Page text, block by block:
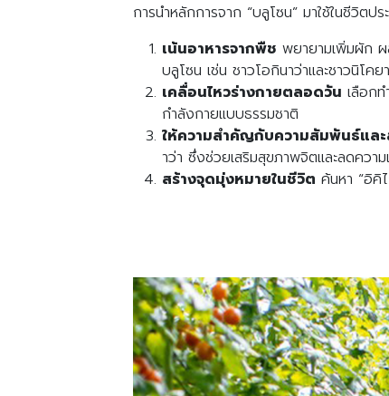
การนำหลักการจาก “บลูโซน” มาใช้ในชีวิต
เน้นอาหารจากพืช พยายามเพิ่มผัก
บลูโซน เช่น ชาวโอกินาว่าและชาวนิโคยา
เคลื่อนไหวร่างกายตลอดวัน เลือก
กำลังกายแบบธรรมชาติ
ให้ความสำคัญกับความสัมพันธ์แล
าว่า ซึ่งช่วยเสริมสุขภาพจิตและลดความ
สร้างจุดมุ่งหมายในชีวิต ค้นหา “อิคิ